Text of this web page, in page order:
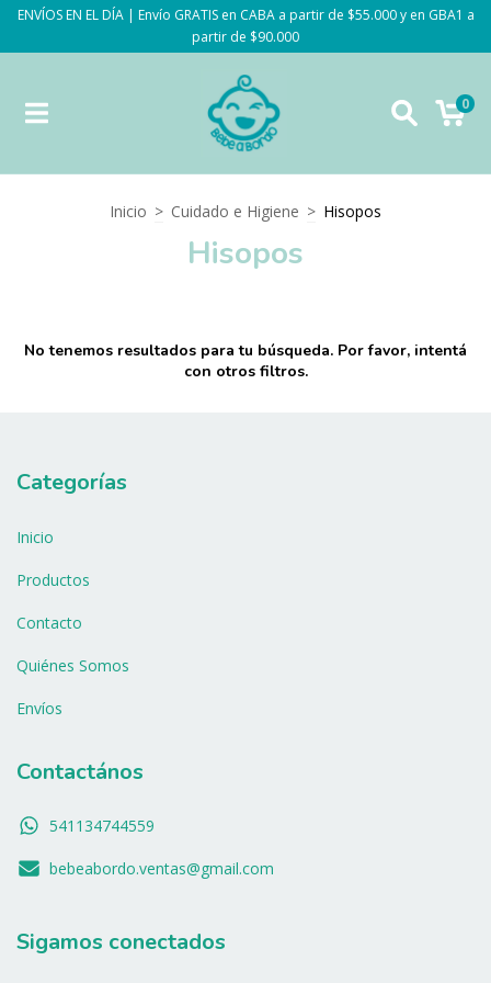
ENVÍOS EN EL DÍA | Envío GRATIS en CABA a partir de $55.000 y en GBA1 a
partir de $90.000
0
Inicio > Cuidado e Higiene > Hisopos
Hisopos
No tenemos resultados para tu búsqueda. Por favor, intentá
con otros filtros.
Categorías
Inicio
Productos
Contacto
Quiénes Somos
Envíos
Contactános
541134744559
bebeabordo.ventas@gmail.com
Sigamos conectados